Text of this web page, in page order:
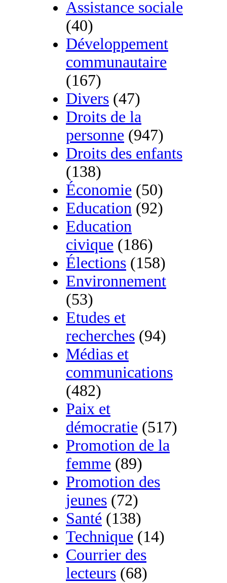
Assistance sociale
(40)
Développement
communautaire
(167)
Divers (47)
Droits de la
personne (947)
Droits des enfants
(138)
Économie (50)
Education (92)
Education
civique (186)
Élections (158)
Environnement
(53)
Etudes et
recherches (94)
Médias et
communications
(482)
Paix et
démocratie (517)
Promotion de la
femme (89)
Promotion des
jeunes (72)
Santé (138)
Technique (14)
Courrier des
lecteurs (68)